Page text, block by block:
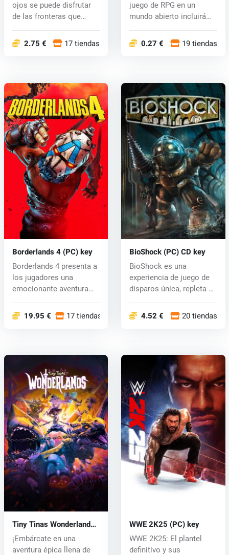
ojos se puede disfrutar
de las fronteras que
2.75 € 17 tiendas
juego de RPG en un
mundo abierto incluirá
0.27 € 19 tiendas
Borderlands 4 (PC) key
Borderlands 4 presenta a
los jugadores una
emocionante aventura
19.95 € 17 tiendas
BioShock (PC) CD key
BioShock es una
experiencia de juego de
disparos única, repleta de
4.52 € 20 tiendas
Tiny Tinas Wonderlands
(PC) key
¡Embárcate en una
aventura épica llena de
WWE 2K25 (PC) key
WWE 2K25: El plantel
definitivo y sus